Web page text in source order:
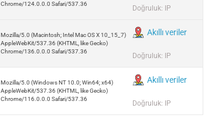
Chrome/124.0.0.0 Safari/537.36
Doğruluk: IP
Mozilla/5.0 (Macintosh; Intel Mac OS X 10_15_7)
AppleWebKit/537.36 (KHTML, like Gecko)
Chrome/136.0.0.0 Safari/537.36
Akıllı veriler
Doğruluk: IP
Mozilla/5.0 (Windows NT 10.0; Win64; x64)
AppleWebKit/537.36 (KHTML, like Gecko)
Chrome/116.0.0.0 Safari/537.36
Akıllı veriler
Doğruluk: IP